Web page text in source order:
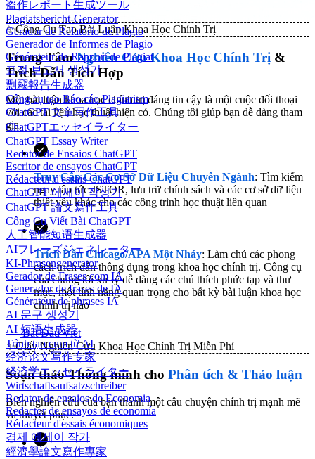
盗作レポート生成ツール
Plagiatsbericht-Generator
Gerador de Relatório de Plágio
Generador de Informes de Plagio
Générateur de Rapport de Plagiat
표절 보고서 생성기
剽竊報告生成器
Công cụ tạo Báo cáo Plagiarism
ChatGPT 文章写作工具
ChatGPTエッセイライター
ChatGPT Essay Writer
Redator de Ensaios ChatGPT
Escritor de ensayos ChatGPT
Rédacteur d'essais ChatGPT
ChatGPT 에세이 작성기
ChatGPT 論文寫作工具
Công Cụ Viết Bài ChatGPT
人工智能短语生成器
AIフレーズジェネレーター
KI-Phrasengenerator
Gerador de Frases com IA
Generador de frases de IA
Générateur de phrases IA
AI 문구 생성기
AI 短语生成器
Trình tạo cụm từ AI
经济论文写作专家
経済学エッセイライター
Wirtschaftsaufsatzschreiber
Redator de ensaios de Economia
Redactor de ensayos de economía
Rédacteur d'essais économiques
경제 에세이 작가
經濟學論文寫作專家
✨Công Cụ Tạo Bài Luận Khoa Học Chính Trị
Trung TâmNghiên Cứu Khoa Học Chính Trị &
Trích Dẫn Tích Hợp
Một bài luận khoa học chính trị đáng tin cậy là một cuộc đối thoại
với các tài liệu học thuật hiện có. Chúng tôi giúp bạn dễ dàng tham
gia.
Truy Cập Các Cơ Sở Dữ Liệu Chuyên Ngành: Tìm kiếm
ngay lập tức JSTOR, lưu trữ chính sách và các cơ sở dữ liệu
thiết yếu khác cho các công trình học thuật liên quan
Trích Dẫn Chicago/APA Một Nháy: Làm chủ các phong
cách trích dẫn thông dụng trong khoa học chính trị. Công cụ
của chúng tôi xử lý dễ dàng các chú thích phức tạp và thư
mục, một tính năng quan trọng cho bất kỳ bài luận khoa học
chính trị nào
Bắt Đầu Viết
✨Giấy Nghiên Cứu Khoa Học Chính Trị Miễn Phí
Soạn thảo Thông minh cho Phân tích & Thảo luận
Biến nghiên cứu của bạn thành một câu chuyện chính trị mạnh mẽ
và thuyết phục.